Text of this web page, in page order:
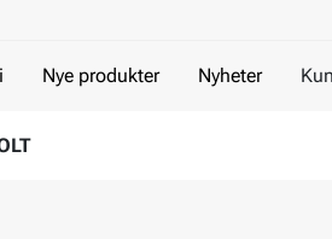
Nye produkter Nyheter
Blindnagle A2/